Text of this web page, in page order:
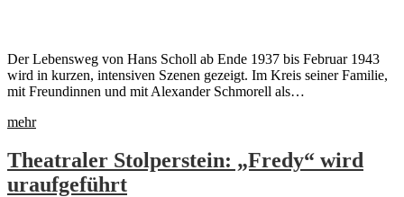
Der Lebensweg von Hans Scholl ab Ende 1937 bis Februar 1943
wird in kurzen, intensiven Szenen gezeigt. Im Kreis seiner Familie,
mit Freundinnen und mit Alexander Schmorell als…
mehr
Theatraler Stolperstein: „Fredy“ wird
uraufgeführt